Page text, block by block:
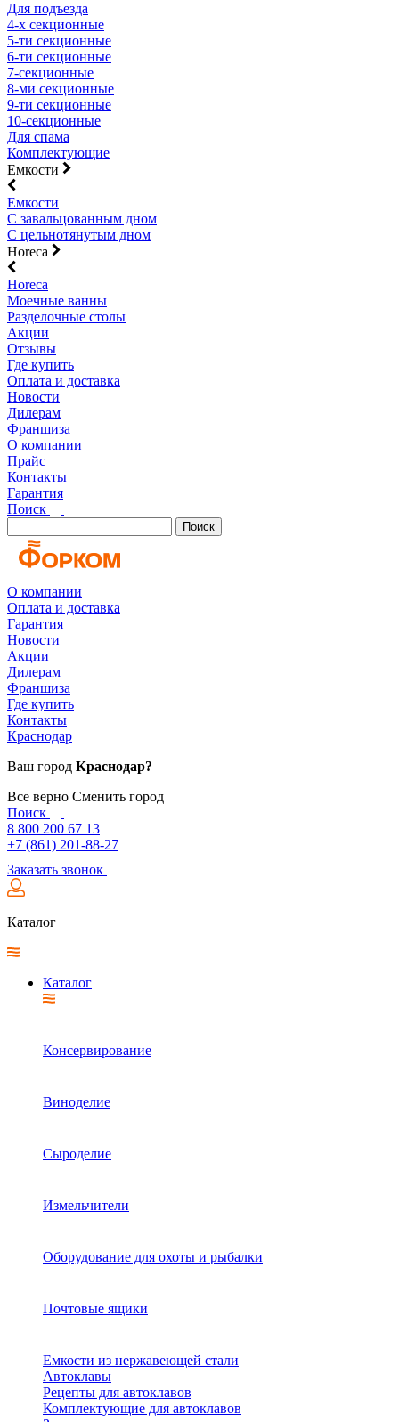
Для подъезда
4-х секционные
5-ти секционные
6-ти секционные
7-секционные
8-ми секционные
9-ти секционные
10-секционные
Для спама
Комплектующие
Емкости
Емкости
С завальцованным дном
С цельнотянутым дном
Horeca
Horeca
Моечные ванны
Разделочные столы
Акции
Отзывы
Где купить
Оплата и доставка
Новости
Дилерам
Франшиза
О компании
Прайс
Контакты
Гарантия
Поиск
Поиск
О компании
Оплата и доставка
Гарантия
Новости
Акции
Дилерам
Франшиза
Где купить
Контакты
Краснодар
Ваш город Краснодар?
Все верно Сменить город
Поиск
8 800 200 67 13
+7 (861) 201-88-27
Заказать звонок
Каталог
Каталог
Консервирование
Виноделие
Сыроделие
Измельчители
Оборудование для охоты и рыбалки
Почтовые ящики
Емкости из нержавеющей стали
Автоклавы
Рецепты для автоклавов
Комплектующие для автоклавов